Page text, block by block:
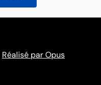
Réalisé par Opus